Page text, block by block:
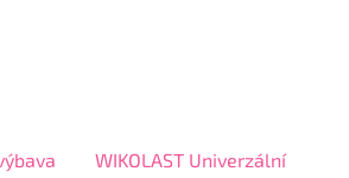
WIKOLAST Univerzální